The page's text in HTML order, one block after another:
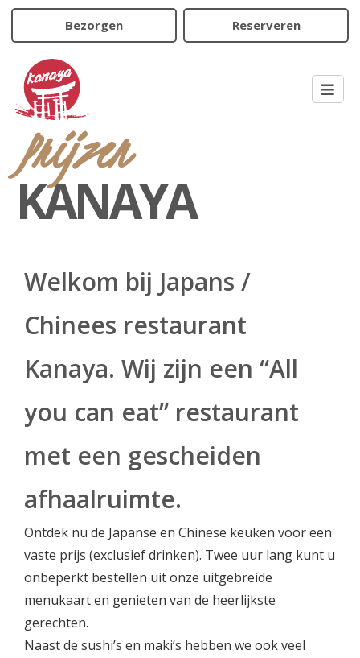
Bezorgen Reserveren
Prijzen
KANAYA
Welkom bij Japans /
Chinees restaurant
Kanaya. Wij zijn een “All
you can eat” restaurant
met een gescheiden
afhaalruimte.
Ontdek nu de Japanse en Chinese keuken voor een
vaste prijs (exclusief drinken). Twee uur lang kunt u
onbeperkt bestellen uit onze uitgebreide
menukaart en genieten van de heerlijkste
gerechten.
Naast de sushi’s en maki’s hebben we ook veel